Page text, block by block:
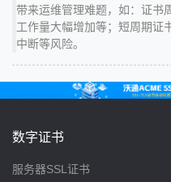
带来运维管理难题，如：证书
工作量大幅增加等；短周期证
中断等风险。
数字证书
服务器SSL证书